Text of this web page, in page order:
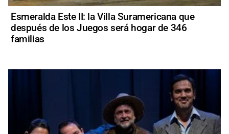
Esmeralda Este II: la Villa Suramericana que
después de los Juegos será hogar de 346
familias